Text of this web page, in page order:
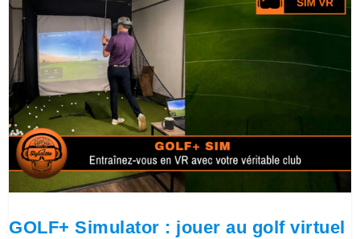
GOLF+ Simulator : jouer au golf virtuel